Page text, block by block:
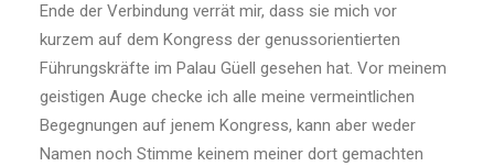
Ende der Verbindung verrät mir, dass sie mich vor
kurzem auf dem Kongress der genussorientierten
Führungskräfte im Palau Güell gesehen hat. Vor meinem
geistigen Auge checke ich alle meine vermeintlichen
Begegnungen auf jenem Kongress, kann aber weder
Namen noch Stimme keinem meiner dort gemachten